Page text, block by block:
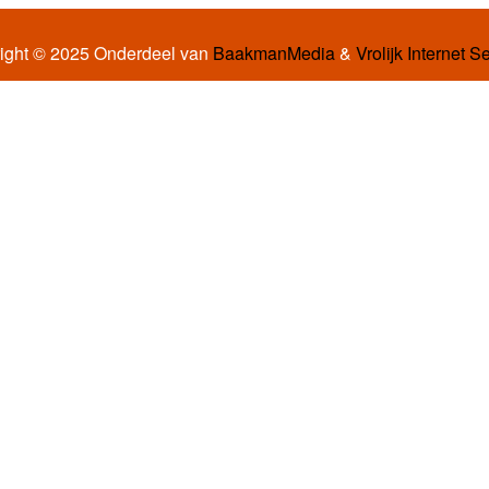
© 2025 Onderdeel van BaakmanMedia& Vrolijk Internet